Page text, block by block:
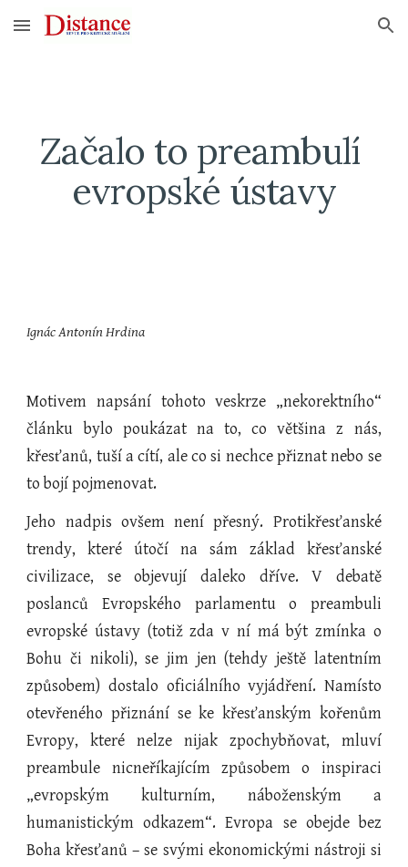
Skip to main content Skip to navigation
Začalo to preambulí
evropské ústavy
Ignác Antonín Hrdina
Motivem napsání tohoto veskrze „nekorektního“
článku bylo poukázat na to, co většina z nás,
křesťanů, tuší a cítí, ale co si nechce přiznat nebo se
to bojí pojmenovat.
Jeho nadpis ovšem není přesný. Protikřesťanské
trendy, které útočí na sám základ křesťanské
civilizace, se objevují daleko dříve. V debatě
poslanců Evropského parlamentu o preambuli
evropské ústavy (totiž zda v ní má být zmínka o
Bohu či nikoli), se jim jen (tehdy ještě latentním
způsobem) dostalo oficiálního vyjádření. Namísto
otevřeného přiznání se ke křesťanským kořenům
Evropy, které nelze nijak zpochybňovat, mluví
preambule nicneříkajícím způsobem o inspiraci
„evropským kulturním, náboženským a
humanistickým odkazem“. Evropa se obejde bez
Boha křesťanů – se svými ekonomickými nástroji si